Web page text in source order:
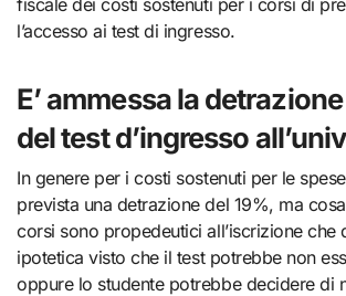
fiscale dei costi sostenuti per i corsi di
l’accesso ai test di ingresso.
E’ ammessa la
del test d’ingresso
In genere per i costi sostenuti per le
prevista una detrazione del 19%, ma
corsi sono propedeutici all’iscrizione che
ipotetica visto che il test potrebbe non
oppure lo studente potrebbe decidere di